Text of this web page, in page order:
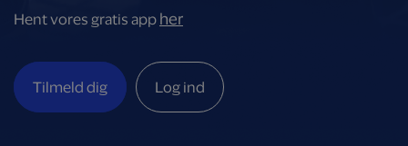
Hent vores gratis app her
Tilmeld dig Log ind